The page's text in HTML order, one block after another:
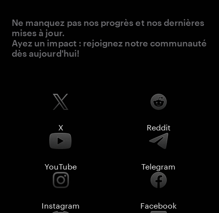
Ne manquez pas nos progrès et nos dernières
mises à jour.
Ayez un impact : rejoignez notre communauté
dès aujourd'hui!
X Reddit
YouTube Telegram
Instagram Facebook